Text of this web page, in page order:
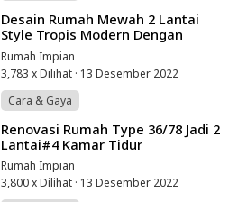
⁣Desain Rumah Mewah 2 Lantai
Style Tropis Modern Dengan
Kolam Renang Di Lahan 10 X 20
Meter
Rumah Impian
3,783 x Dilihat · 13 Desember 2022
Cara & Gaya
⁣Renovasi Rumah Type 36/78 Jadi 2
Lantai#4 Kamar Tidur
Rumah Impian
3,800 x Dilihat · 13 Desember 2022